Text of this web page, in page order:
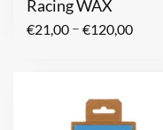
Racing WAX
€21,00 – €120,00